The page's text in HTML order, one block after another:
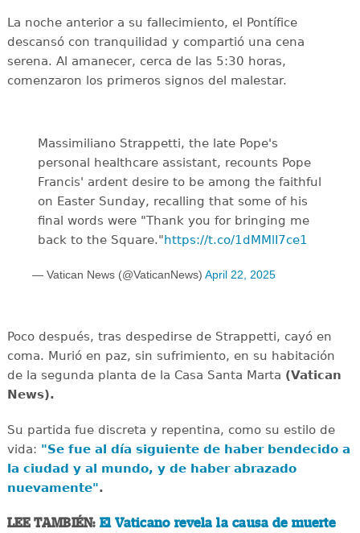
La noche anterior a su fallecimiento, el Pontífice
descansó con tranquilidad y compartió una cena
serena. Al amanecer, cerca de las 5:30 horas,
comenzaron los primeros signos del malestar.
Massimiliano Strappetti, the late Pope's
personal healthcare assistant, recounts Pope
Francis' ardent desire to be among the faithful
on Easter Sunday, recalling that some of his
final words were "Thank you for bringing me
back to the Square."https://t.co/1dMMlI7ce1
— Vatican News (@VaticanNews) April 22, 2025
Poco después, tras despedirse de Strappetti, cayó en
coma. Murió en paz, sin sufrimiento, en su habitación
de la segunda planta de la Casa Santa Marta (Vatican
News).
Su partida fue discreta y repentina, como su estilo de
vida: "Se fue al día siguiente de haber bendecido a
la ciudad y al mundo, y de haber abrazado
nuevamente".
LEE TAMBIÉN: El Vaticano revela la causa de muerte